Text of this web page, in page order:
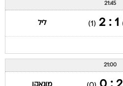
21:45
1 : 2
(1) ליל
21:00
מונאקו